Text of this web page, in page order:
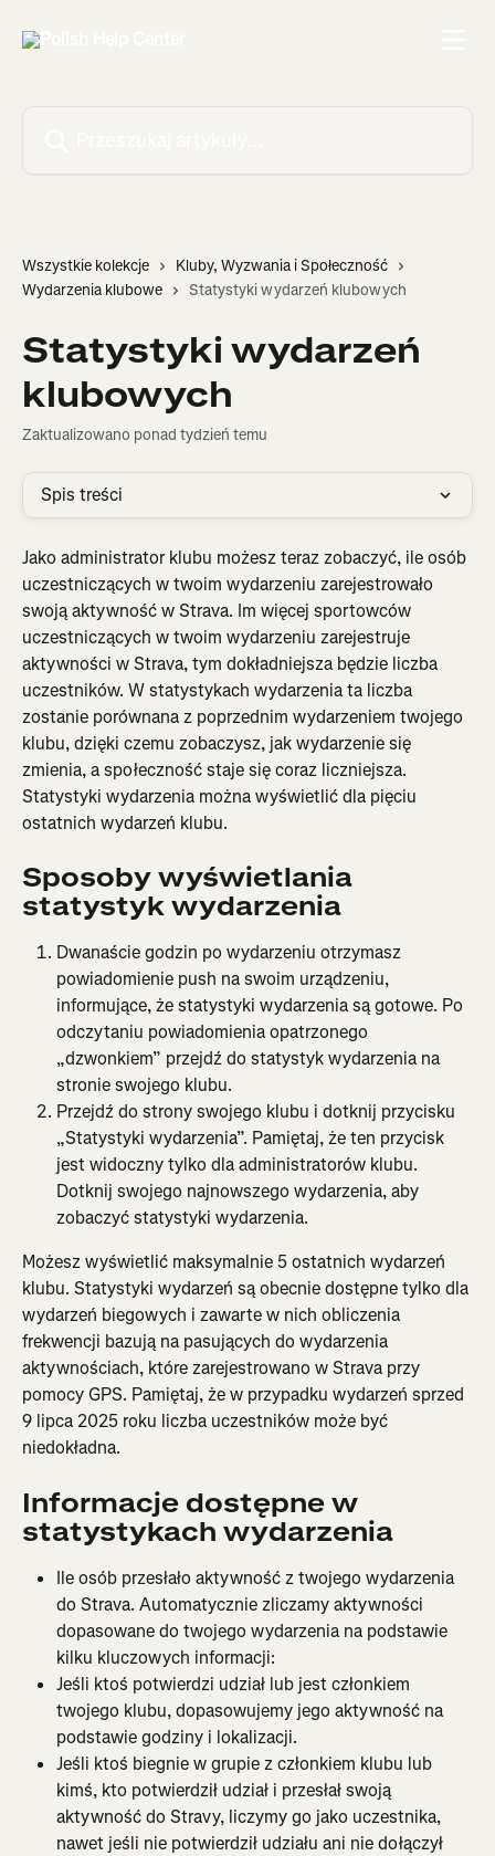
Wszystkie kolekcje
Kluby, Wyzwania i Społeczność
Wydarzenia klubowe
Statystyki wydarzeń klubowych
Statystyki wydarzeń
klubowych
Zaktualizowano ponad tydzień temu
Spis treści
Jako administrator klubu możesz teraz zobaczyć, ile osób
uczestniczących w twoim wydarzeniu zarejestrowało
swoją aktywność w Strava. Im więcej sportowców
uczestniczących w twoim wydarzeniu zarejestruje
aktywności w Strava, tym dokładniejsza będzie liczba
uczestników. W statystykach wydarzenia ta liczba
zostanie porównana z poprzednim wydarzeniem twojego
klubu, dzięki czemu zobaczysz, jak wydarzenie się
zmienia, a społeczność staje się coraz liczniejsza.
Statystyki wydarzenia można wyświetlić dla pięciu
ostatnich wydarzeń klubu.
Sposoby wyświetlania
statystyk wydarzenia
Dwanaście godzin po wydarzeniu otrzymasz
powiadomienie push na swoim urządzeniu,
informujące, że statystyki wydarzenia są gotowe. Po
odczytaniu powiadomienia opatrzonego
„dzwonkiem” przejdź do statystyk wydarzenia na
stronie swojego klubu.
Przejdź do strony swojego klubu i dotknij przycisku
„Statystyki wydarzenia”. Pamiętaj, że ten przycisk
jest widoczny tylko dla administratorów klubu.
Dotknij swojego najnowszego wydarzenia, aby
zobaczyć statystyki wydarzenia.
Możesz wyświetlić maksymalnie 5 ostatnich wydarzeń
klubu. Statystyki wydarzeń są obecnie dostępne tylko dla
wydarzeń biegowych i zawarte w nich obliczenia
frekwencji bazują na pasujących do wydarzenia
aktywnościach, które zarejestrowano w Strava przy
pomocy GPS. Pamiętaj, że w przypadku wydarzeń sprzed
9 lipca 2025 roku liczba uczestników może być
niedokładna.
Informacje dostępne w
statystykach wydarzenia
Ile osób przesłało aktywność z twojego wydarzenia
do Strava. Automatycznie zliczamy aktywności
dopasowane do twojego wydarzenia na podstawie
kilku kluczowych informacji:
Jeśli ktoś potwierdzi udział lub jest członkiem
twojego klubu, dopasowujemy jego aktywność na
podstawie godziny i lokalizacji.
Jeśli ktoś biegnie w grupie z członkiem klubu lub
kimś, kto potwierdził udział i przesłał swoją
aktywność do Stravy, liczymy go jako uczestnika,
nawet jeśli nie potwierdził udziału ani nie dołączył